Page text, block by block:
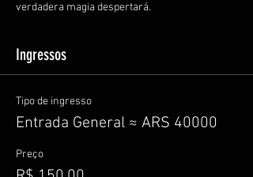
verdadera magia despertará.
Ingressos
Tipo de ingresso
Entrada General ≈ ARS 40000
Preço